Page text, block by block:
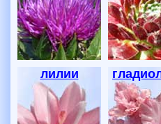
лилии